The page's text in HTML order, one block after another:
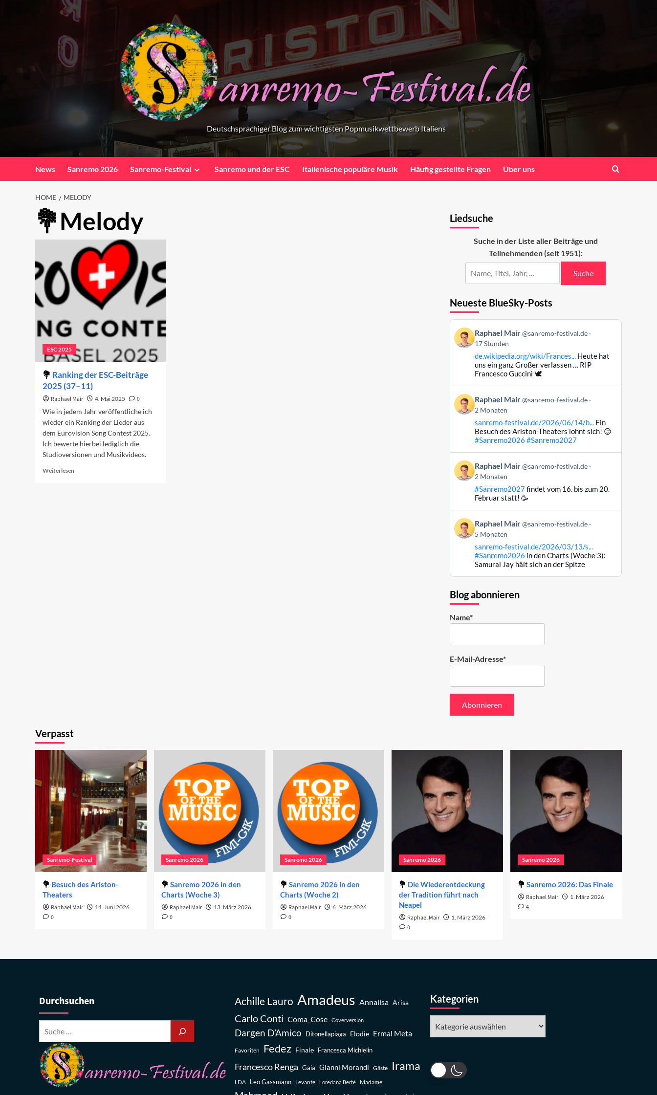
Deutschsprachiger Blog zum wichtigsten Popmusikwettbewerb Italiens
News Sanremo 2026 Sanremo-Festival Sanremo und der ESC Italienische populäre Musik Häufig gestellte Fragen Über uns
HOME MELODY
Melody
ESC 2025
Ranking der ESC-Beiträge
2025 (37–11)
Raphael Mair 4. Mai 2025
0
Wie in jedem Jahr veröffentliche ich
wieder ein Ranking der Lieder aus
dem Eurovision Song Contest 2025.
Ich bewerte hierbei lediglich die
Studioversionen und Musikvideos.
Weiterlesen
Liedsuche
Suche in der Liste aller Beiträge und
Teilnehmenden (seit 1951):
Suche
Neueste BlueSky-Posts
Beitrag
von
Raphael
Raphael Mair @sanremo-festival.de
17 Stunden
de.wikipedia.org/wiki/Frances...Heute hat
uns ein ganz Großer verlassen … RIP
Francesco Guccini 🕊️
Beitrag
von
Raphael
Raphael Mair @sanremo-festival.de
2 Monaten
sanremo-festival.de/2026/06/14/b...Ein
Besuch des Ariston-Theaters lohnt sich! 😊
#Sanremo2026 #Sanremo2027
Beitrag
von
Raphael
Bluesky
ansehen
Raphael Mair @sanremo-festival.de
2 Monaten
#Sanremo2027findet vom 16. bis zum 20.
Februar statt! 🥳
Beitrag
von
Raphael
Raphael Mair @sanremo-festival.de
5 Monaten
sanremo-festival.de/2026/03/13/s...
#Sanremo2026 in den Charts (Woche 3):
Samurai Jay hält sich an der Spitze
Blog abonnieren
Name*
E-Mail-Adresse*
Verpasst
Sanremo-Festival
Besuch des Ariston-
Theaters
Raphael Mair 14. Juni 2026
0
Sanremo 2026
Sanremo 2026 in den
Charts (Woche 3)
Raphael Mair 13. März 2026
0
Sanremo 2026
Sanremo 2026 in den
Charts (Woche 2)
Raphael Mair 6. März 2026
0
Sanremo 2026
Die Wiederentdeckung
der Tradition führt nach
Neapel
Raphael Mair 1. März 2026
0
Sanremo 2026
Sanremo 2026: Das Finale
Raphael Mair 1. März 2026
4
Durchsuchen Achille Lauro Amadeus Annalisa Arisa
Carlo Conti Coma_Cose Coverversion
Dargen D’Amico Ditonellapiaga Elodie Ermal Meta
Favoriten Fedez Finale Francesca Michielin
Francesco Renga Gaia Gianni Morandi Gäste Irama
LDA Leo Gassmann Levante Loredana Bertè Madame
Kategorien